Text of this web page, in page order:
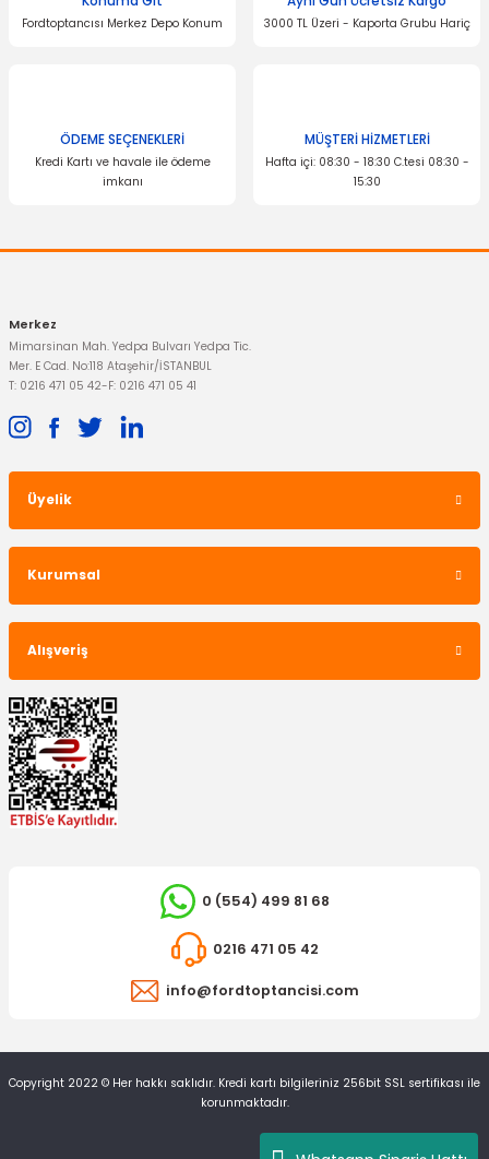
Fordtoptancısı Merkez Depo Konum 3000 TL Üzeri - Kaporta Grubu Hariç
ÖDEME SEÇENEKLERİ
Kredi Kartı ve havale ile ödeme
imkanı
MÜŞTERİ HİZMETLERİ
Hafta içi: 08:30 - 18:30 C.tesi 08:30 -
15:30
Merkez
Mimarsinan Mah. Yedpa Bulvarı Yedpa Tic.
Mer. E Cad. No:118 Ataşehir/İSTANBUL
T: 0216 471 05 42-F: 0216 471 05 41
Üyelik
Kurumsal
Alışveriş
0 (554) 499 81 68
0216 471 05 42
info@fordtoptancisi.com
Copyright 2022 © Her hakkı saklıdır. Kredi kartı bilgileriniz 256bit SSL sertifikası ile
korunmaktadır.